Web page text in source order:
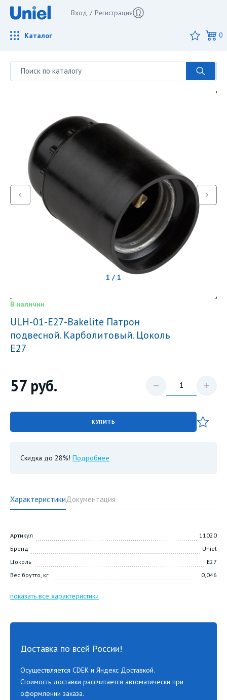
Вход / Регистрация
Каталог 0
1 / 1
В наличии
ULH-01-E27-Bakelite Патрон
подвесной. Карболитовый. Цоколь
Е27
57 руб.
КУПИТЬ
Скидка до 28%! Подробнее
ХарактеристикиДокументация
Артикул
11020
Бренд
Uniel
Цоколь
E27
Вес брутто, кг
0,046
показать все характеристики
Доставка по всей России!
Осуществляется CDEK и Яндекс Доставкой.
Стоимость доставки рассчитается автоматически при
оформлении заказа.